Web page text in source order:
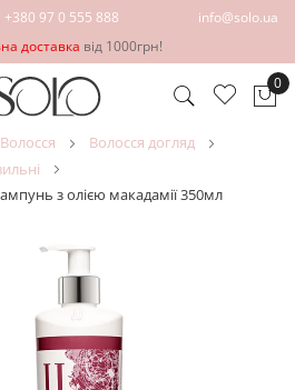
+380 97 0 555 888
info@solo.ua
доставка від 1000грн!
0
волосся
волосся догляд
з олією макадамії 350мл